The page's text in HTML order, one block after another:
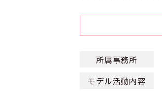
所属事務所
モデル活動内容